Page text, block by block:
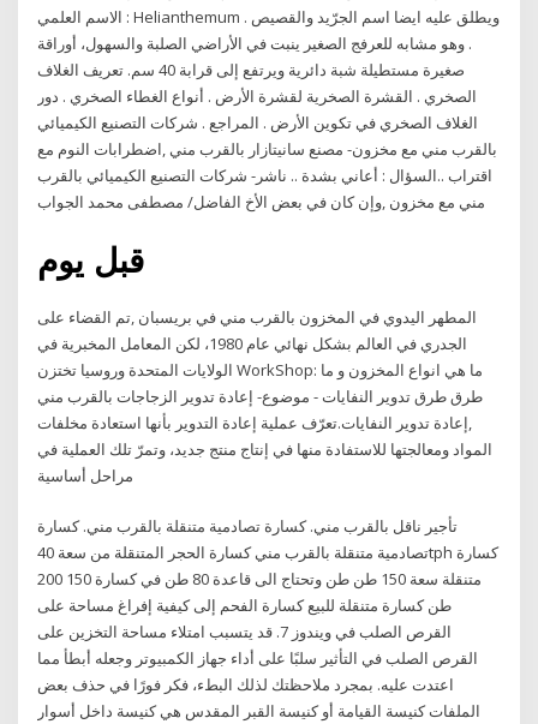
الاسم العلمي : Helianthemum . ويطلق عليه ايضا اسم الجرّيد والقصيص
. وهو مشابه للعرفج الصغير ينبت في الأراضي الصلبة والسهول، أوراقة
صغيرة مستطيلة شبة دائرية ويرتفع إلى قرابة 40 سم. تعريف الغلاف
الصخري . القشرة الصخرية لقشرة الأرض . أنواع الغطاء الصخري . دور
الغلاف الصخري في تكوين الأرض . المراجع . شركات التصنيع الكيميائي
بالقرب مني مع مخزون- مصنع سانيتازار بالقرب مني ,اضطرابات النوم مع
اقتراب ..السؤال : أعاني بشدة .. ناشر- شركات التصنيع الكيميائي بالقرب
مني مع مخزون ,وإن كان في بعض الأخ الفاضل/ مصطفى محمد الجواب
قبل يوم
المطهر اليدوي في المخزون بالقرب مني في بريسبان ,تم القضاء على
الجدري في العالم بشكل نهائي عام 1980، لكن المعامل المخبرية في
الولايات المتحدة وروسيا تختزن WorkShop: ما هي انواع المخزون و ما
طرق طرق تدوير النفايات - موضوع- إعادة تدوير الزجاجات بالقرب مني
,إعادة تدوير النفايات.تعرّف عملية إعادة التدوير بأنها استعادة مخلفات
المواد ومعالجتها للاستفادة منها في إنتاج منتج جديد، وتمرّ تلك العملية في
مراحل أساسية
تأجير ناقل بالقرب مني. كسارة تصادمية متنقلة بالقرب مني. كسارة
تصادمية متنقلة بالقرب مني كسارة الحجر المتنقلة من سعة 40tph كسارة
متنقلة سعة 150 طن طن وتحتاج الى قاعدة 80 طن في كسارة 150 200
طن كسارة متنقلة للبيع كسارة الفحم إلى كيفية إفراغ مساحة على
القرص الصلب في ويندوز 7. قد يتسبب امتلاء مساحة التخزين على
القرص الصلب في التأثير سلبًا على أداء جهاز الكمبيوتر وجعله أبطأ مما
اعتدت عليه. بمجرد ملاحظتك لذلك البطء، فكر فورًا في حذف بعض
الملفات كنيسة القيامة أو كنيسة القبر المقدس هي كنيسة داخل أسوار